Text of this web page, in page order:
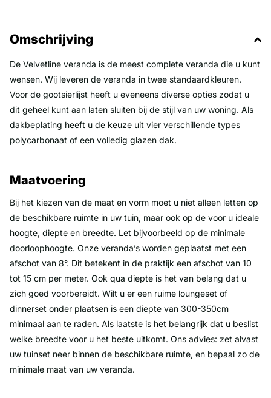
Omschrijving
De Velvetline veranda is de meest complete veranda die u kunt
wensen. Wij leveren de veranda in twee standaardkleuren.
Voor de gootsierlijst heeft u eveneens diverse opties zodat u
dit geheel kunt aan laten sluiten bij de stijl van uw woning. Als
dakbeplating heeft u de keuze uit vier verschillende types
polycarbonaat of een volledig glazen dak.
Maatvoering
Bij het kiezen van de maat en vorm moet u niet alleen letten op
de beschikbare ruimte in uw tuin, maar ook op de voor u ideale
hoogte, diepte en breedte. Let bijvoorbeeld op de minimale
doorloophoogte. Onze veranda’s worden geplaatst met een
afschot van 8°. Dit betekent in de praktijk een afschot van 10
tot 15 cm per meter. Ook qua diepte is het van belang dat u
zich goed voorbereidt. Wilt u er een ruime loungeset of
dinnerset onder plaatsen is een diepte van 300-350cm
minimaal aan te raden. Als laatste is het belangrijk dat u beslist
welke breedte voor u het beste uitkomt. Ons advies: zet alvast
uw tuinset neer binnen de beschikbare ruimte, en bepaal zo de
minimale maat van uw veranda.